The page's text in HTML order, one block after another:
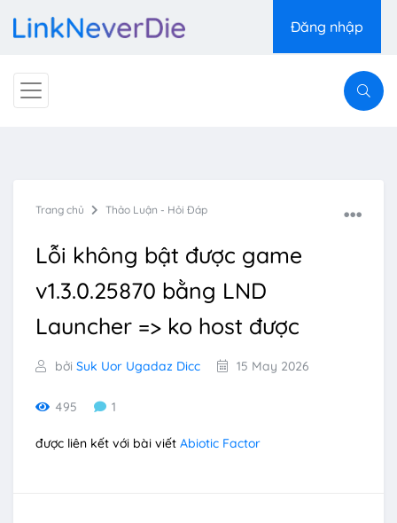
Đăng nhập
Trang chủ Thảo Luận - Hỏi Đáp
Lỗi không bật được game
v1.3.0.25870 bằng LND
Launcher => ko host được
bởi Suk Uor Ugadaz Dicc 15 May 2026
495 1
được liên kết với bài viết Abiotic Factor